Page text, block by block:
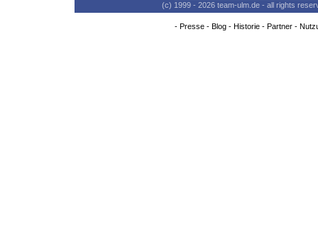
(c) 1999 - 2026 team-ulm.de - all rights
- Presse- Blog- Historie- Partner-